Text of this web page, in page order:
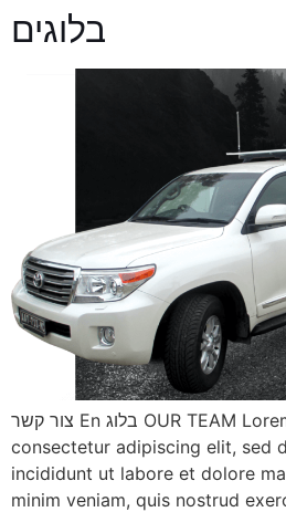
בלוגים
צור קשר En בלוג OUR TEAM Lorem ipsum dolor sit amet,
consectetur adipiscing elit, sed
incididunt ut labore et dolore
minim veniam, quis nostrud